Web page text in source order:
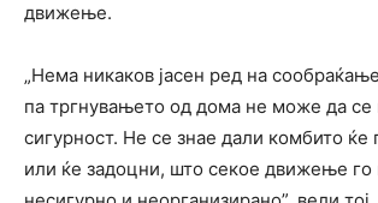
движење.
„Нема никаков јасен ред на
па тргнувањето од дома не може да се
сигурност. Не се знае дали комбито
или ќе задоцни, што секое движење го